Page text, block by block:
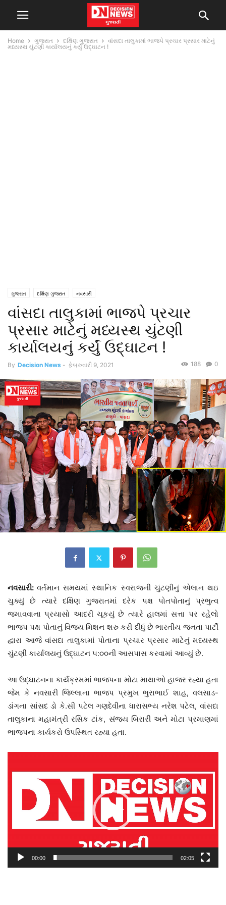
Home ગુજરાત દક્ષિણ ગુજરાત
વાંસદા તાલુકામાં ભાજપે પ્રચાર પ્રસાર માટેનું
મધ્યસ્થ ચુંટણી કાર્યાલયનું કર્યું ઉદ્ઘાટન !
ગુજરાત દક્ષિણ ગુજરાત નવસારી
વાંસદા તાલુકામાં ભાજપે પ્રચાર
પ્રસાર માટેનું મધ્યસ્થ ચુંટણી
કાર્યાલયનું કર્યું ઉદ્ઘાટન !
By Decision News - ફેબ્રુવારી 9, 2021 0
188
નવસારી:વર્તમાન સમયમાં સ્થાનિક સ્વરાજની ચુંટણીનું એલાન થઇ
ચુક્યું છે ત્યારે દક્ષિણ ગુજરાતમાં દરેક પક્ષ પોતપોતાનું પ્રભુત્વ
જમાવવાના પ્રયાસો આદરી ચૂકયું છે ત્યારે હાલમાં સત્તા પર રહેલો
ભાજપ પક્ષ પોતાનું વિજય મિશન શરુ કરી દીધું છે ભારતીય જનતા પાર્ટી
દ્વારા આજે વાંસદા તાલુકામાં પોતાના પ્રચાર પ્રસાર માટેનું મધ્યસ્થ
ચુંટણી કાર્યાલયનું ઉદ્ઘાટન ૫:૦૦ની આસપાસ કરવામાં આવ્યું છે.
આ ઉદ્ઘાટનના કાર્યક્રમમાં ભાજપના મોટા માથાઓ હાજર રહ્યા હતા
જેમ કે નવસારી જિલ્લાના ભાજપ પ્રમુખ ભુરાભાઈ શાહ, વલસાડ-
ડાંગના સાંસદ ડો કે.સી પટેલ ગણદેવીના ધારાસભ્ય નરેશ પટેલ, વાંસદા
તાલુકાના મહામંત્રી રસિક ટાંક, સંજય બિરારી અને મોટા પ્રમાણમાં
ભાજપના કાર્યકરો ઉપસ્થિત રહ્યા હતા.
પ્લેયર
00:00 02:05